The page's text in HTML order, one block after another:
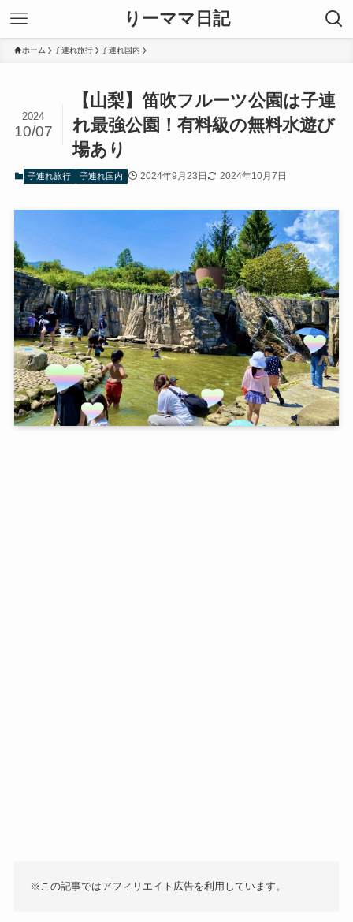
りーママ日記
ホーム 子連れ旅行 子連れ国内
【山梨】笛吹フルーツ公園は子連
れ最強公園！有料級の無料水遊び
場あり
2024
10/07
子連れ旅行 子連れ国内 2024年9月23日 2024年10月7日
※この記事ではアフィリエイト広告を利用しています。